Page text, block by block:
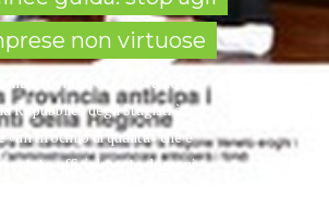
non virtuose
Provincia di Padova dove
Repubblica degli Stagisti è in
tirocinio di qualità» che è
ufficialmente domani...